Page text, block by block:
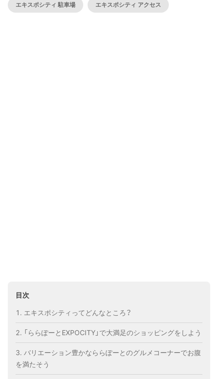
エキスポシティ 駐車場 エキスポシティ アクセス
目次
エキスポシティってどんなところ？
「ららぽーとEXPOCITY」で大満足のショッピングをしよう
バリエーション豊かなららぽーとのグルメコーナーでお腹
を満たそう